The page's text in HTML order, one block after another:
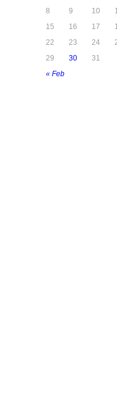
« Feb
8
9 10
15
16 17
22
23 24
29
30 31